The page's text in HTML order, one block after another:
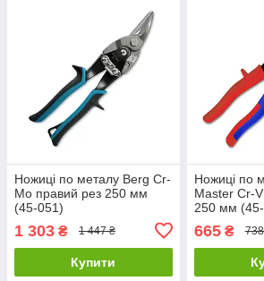
Ножиці по металу Berg Cr-
Mo правий рез 250 мм
(45-051)
1 303 ₴ 1 447 ₴
Купити
Ножиці по
Master Cr-
250 мм
665₴